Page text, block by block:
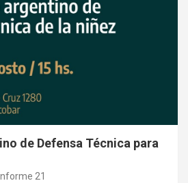
de Defensa Técnica para
Informe 21